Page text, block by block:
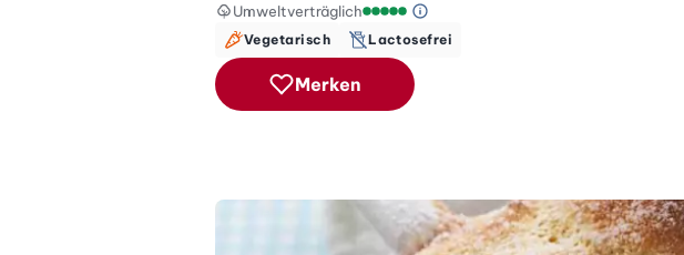
Umweltverträglich
Green Betty Skala Info
Vegetarisch Lactosefrei
Merken